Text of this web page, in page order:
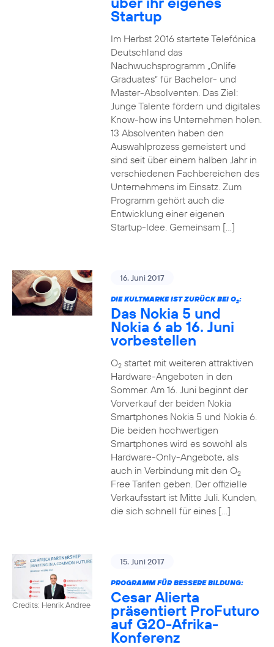
Startup
Im Herbst 2016 startete Telefónica
Deutschland das
Nachwuchsprogramm „Onlife
Graduates“ für Bachelor- und
Master-Absolventen. Das Ziel:
Junge Talente fördern und digitales
Know-how ins Unternehmen holen.
13 Absolventen haben den
Auswahlprozess gemeistert und
sind seit über einem halben Jahr in
verschiedenen Fachbereichen des
Unternehmens im Einsatz. Zum
Programm gehört auch die
Entwicklung einer eigenen
Startup-Idee. Gemeinsam […]
16. Juni 2017
DIE KULTMARKE IST ZURÜCK BEI O2:
Das Nokia 5 und
Nokia 6 ab 16. Juni
vorbestellen
O2startet mit weiteren attraktiven
Hardware-Angeboten in den
Sommer. Am 16. Juni beginnt der
Vorverkauf der beiden Nokia
Smartphones Nokia 5 und Nokia 6.
Die beiden hochwertigen
Smartphones wird es sowohl als
Hardware-Only-Angebote, als
auch in Verbindung mit den O2
Free Tarifen geben. Der offizielle
Verkaufsstart ist Mitte Juli. Kunden,
die sich schnell für eines […]
Credits: Henrik Andree
15. Juni 2017
PROGRAMM FÜR BESSERE BILDUNG:
Cesar Alierta
präsentiert ProFuturo
auf G20-Afrika-
Konferenz